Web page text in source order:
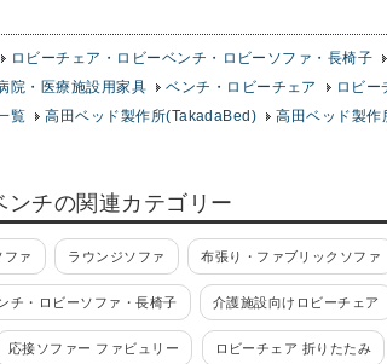
ロビーチェア・ロビーベンチ・ロビーソファ・長椅子
院・医療施設用家具 ベンチ・ロビーチェア
ロビー
覧
高田ベッド製作所(TakadaBed) 高田ベッド製
ンチの関連カテゴリー
ファ ラウンジソファ 布張り・ファブリックソファ
チ・ロビーソファ・長椅子 介護施設向けロビーチェア
応接ソファー ファビュリー ロビーチェア 折りたたみ